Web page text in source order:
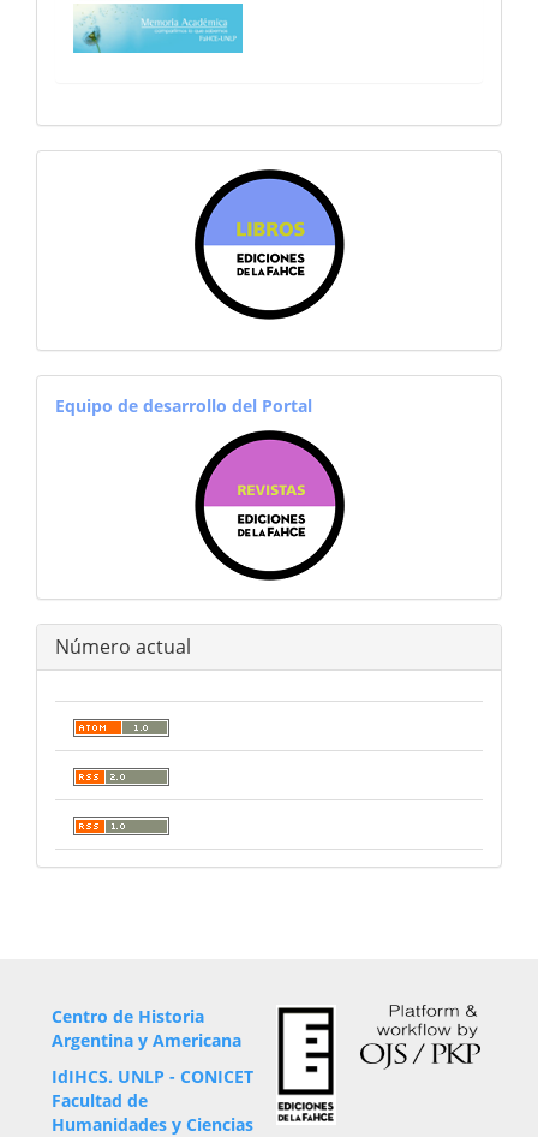
equiporevistas
Equipo de desarrollo del Portal
Número actual
Centro de Historia
Argentina y Americana
IdIHCS. UNLP - CONICET
Facultad de
Humanidades y Ciencias